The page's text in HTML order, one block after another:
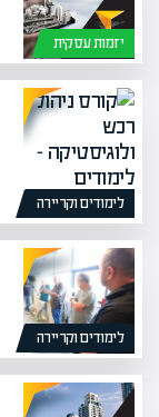
יזמות עסקית
לימודים וקריירה
לימודים וקריירה